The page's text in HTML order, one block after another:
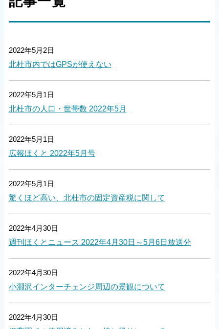
2022年5月2日
北杜市内ではGPSが使えない
2022年5月1日
北杜市の人口・世帯数 2022年5月
2022年5月1日
広報ほくと 2022年5月号
2022年5月1日
驚くほど高い、北杜市の固定資産税に関して
2022年4月30日
週刊ほくとニュース 2022年4月30日～5月6日放送分
2022年4月30日
小淵沢インターチェンジ周辺の景観について
2022年4月30日